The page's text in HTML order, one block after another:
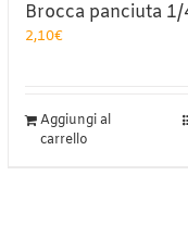
Brocca panciuta 1/
2,10€
Aggiungi al
carrello